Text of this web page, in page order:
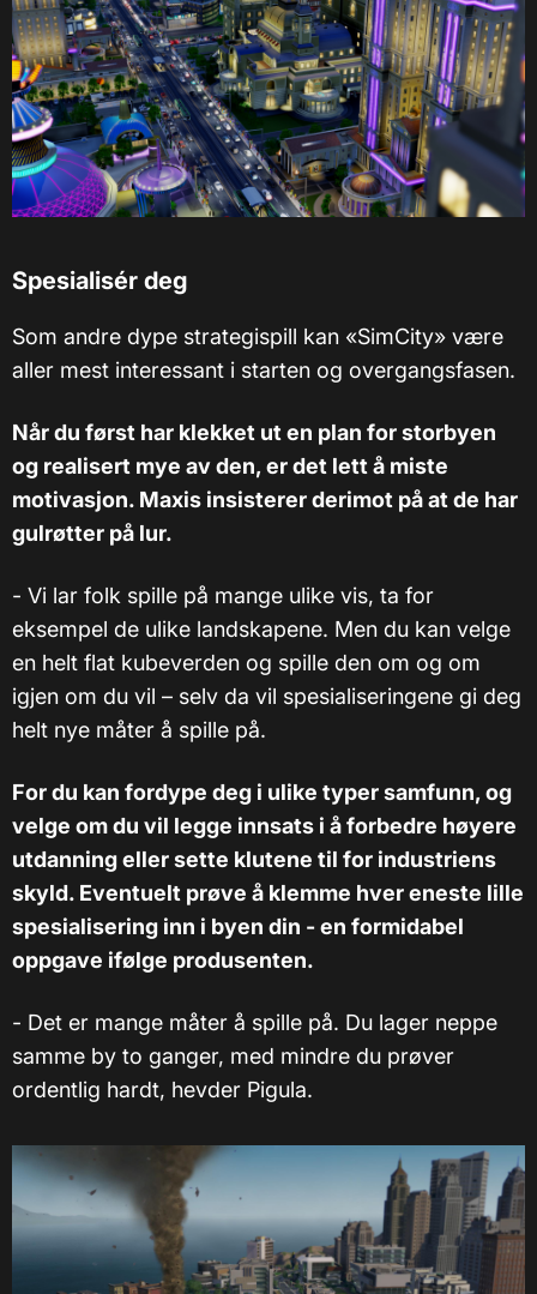
Spesialisér deg
Som andre dype strategispill kan «SimCity» være
aller mest interessant i starten og overgangsfasen.
Når du først har klekket ut en plan for storbyen
og realisert mye av den, er det lett å miste
motivasjon. Maxis insisterer derimot på at de har
gulrøtter på lur.
- Vi lar folk spille på mange ulike vis, ta for
eksempel de ulike landskapene. Men du kan velge
en helt flat kubeverden og spille den om og om
igjen om du vil – selv da vil spesialiseringene gi deg
helt nye måter å spille på.
For du kan fordype deg i ulike typer samfunn, og
velge om du vil legge innsats i å forbedre høyere
utdanning eller sette klutene til for industriens
skyld. Eventuelt prøve å klemme hver eneste lille
spesialisering inn i byen din - en formidabel
oppgave ifølge produsenten.
- Det er mange måter å spille på. Du lager neppe
samme by to ganger, med mindre du prøver
ordentlig hardt, hevder Pigula.